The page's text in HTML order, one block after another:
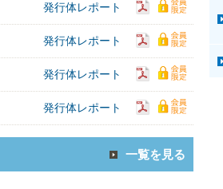
発行体レポート
発行体レポート
発行体レポート
発行体レポート
一覧を見る